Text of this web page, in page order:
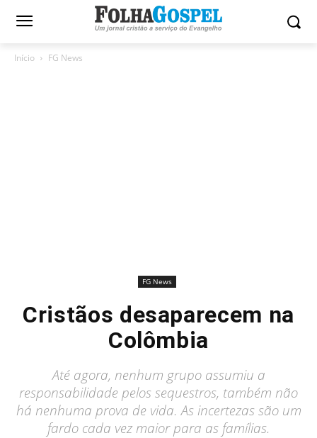
Início FG News
FG News
Cristãos desaparecem na
Colômbia
Até agora, nenhum grupo assumiu a
responsabilidade pelos sequestros, também não
há nenhuma prova de vida. As incertezas são um
fardo cada vez maior para as famílias.